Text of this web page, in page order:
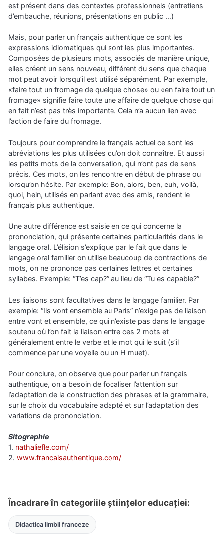
est présent dans des contextes professionnels (entretiens
d’embauche, réunions, présentations en public …)
Mais, pour parler un français authentique ce sont les
expressions idiomatiques qui sont les plus importantes.
Composées de plusieurs mots, associés de maniѐre unique,
elles créent un sens nouveau, différent du sens que chaque
mot peut avoir lorsqu’il est utilisé séparément. Par exemple,
«faire tout un fromage de quelque chose» ou «en faire tout un
fromage» signifie faire toute une affaire de quelque chose qui
en fait n’est pas très importante. Cela n’a aucun lien avec
l’action de faire du fromage.
Toujours pour comprendre le français actuel ce sont les
abréviations les plus utilisées qu’on doit connaître. Et aussi
les petits mots de la conversation, qui n’ont pas de sens
précis. Ces mots, on les rencontre en début de phrase ou
lorsqu’on hésite. Par exemple: Bon, alors, ben, euh, voilà,
quoi, hein, utilisés en parlant avec des amis, rendent le
français plus authentique.
Une autre différence est saisie en ce qui concerne la
prononciation, qui présente certaines particularités dans le
langage oral. L’élision s’explique par le fait que dans le
langage oral familier on utilise beaucoup de contractions de
mots, on ne prononce pas certaines lettres et certaines
syllabes. Exemple: “T’es cap?” au lieu de “Tu es capable?”
Les liaisons sont facultatives dans le langage familier. Par
exemple: “Ils vont ensemble au Paris” n’exige pas de liaison
entre vont et ensemble, ce qui n’existe pas dans le langage
soutenu où l’on fait la liaison entre ces 2 mots et
généralement entre le verbe et le mot qui le suit (s’il
commence par une voyelle ou un H muet).
Pour conclure, on observe que pour parler un français
authentique, on a besoin de focaliser l’attention sur
l’adaptation de la construction des phrases et la grammaire,
sur le choix du vocabulaire adapté et sur l’adaptation des
variations de prononciation.
Sitographie
1. nathaliefle.com/
2. www.francaisauthentique.com/
Încadrare în categoriile științelor educației:
Didactica limbii franceze